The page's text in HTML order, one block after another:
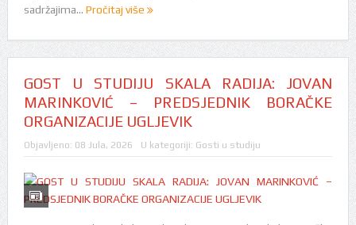
sadržajima... Pročitaj više
GOST U STUDIJU SKALA RADIJA: JOVAN
MARINKOVIĆ – PREDSJEDNIK BORAČKE
ORGANIZACIJE UGLJEVIK
Objavljeno: 08 Jula, 2026 U kategoriji: Gosti u studiju